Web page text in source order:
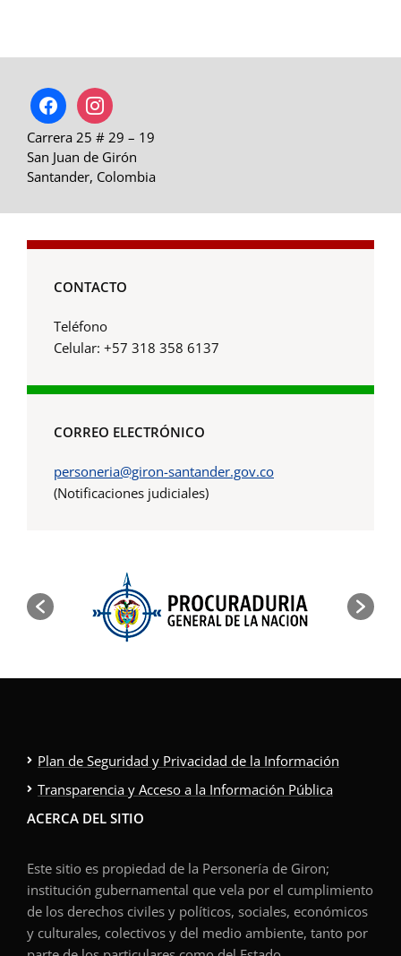
facebookinstagram
Carrera 25 # 29 – 19
San Juan de Girón
Santander, Colombia
CONTACTO
Teléfono
Celular: +57 318 358 6137
CORREO ELECTRÓNICO
personeria@giron-santander.gov.co
(Notificaciones judiciales)
Plan de Seguridad y Privacidad de la Información
Transparencia y Acceso a la Información Pública
ACERCA DEL SITIO
Este sitio es propiedad de la Personería de Giron;
institución gubernamental que vela por el cumplimiento
de los derechos civiles y políticos, sociales, económicos
y culturales, colectivos y del medio ambiente, tanto por